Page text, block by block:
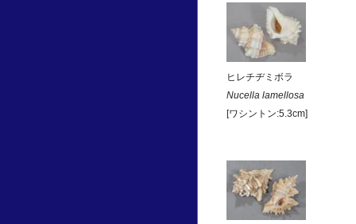
ヒレチヂミボラ
Nucella lamellosa
[ワシントン:5.3cm]